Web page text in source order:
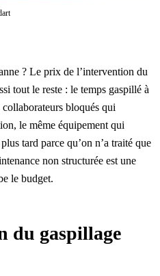
? Le prix de l’intervention du
tout le reste : le temps gaspillé à
bloqués qui
le même équipement qui
tard parce qu’on n’a traité que
non structurée est une
le budget.
du gaspillage